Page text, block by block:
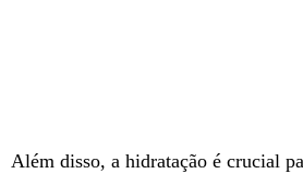
Além disso, a hidratação é crucial